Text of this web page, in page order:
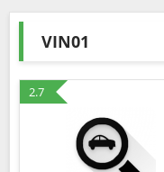
VIN01
2.7